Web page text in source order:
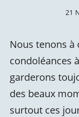
21
Nous tenons
condoléances
garderons
des beaux
surtout ces